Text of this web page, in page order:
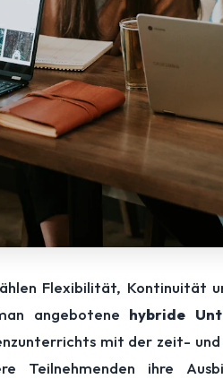
Flexibilität, Kontinuität
angebotene hybride
mit der zeit-
Teilnehmenden ihre